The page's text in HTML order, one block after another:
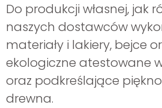
Do produkcji własnej, jak
naszych dostawców
materiały i lakiery, bejce
ekologiczne atestowane
oraz podkreślające
drewna.